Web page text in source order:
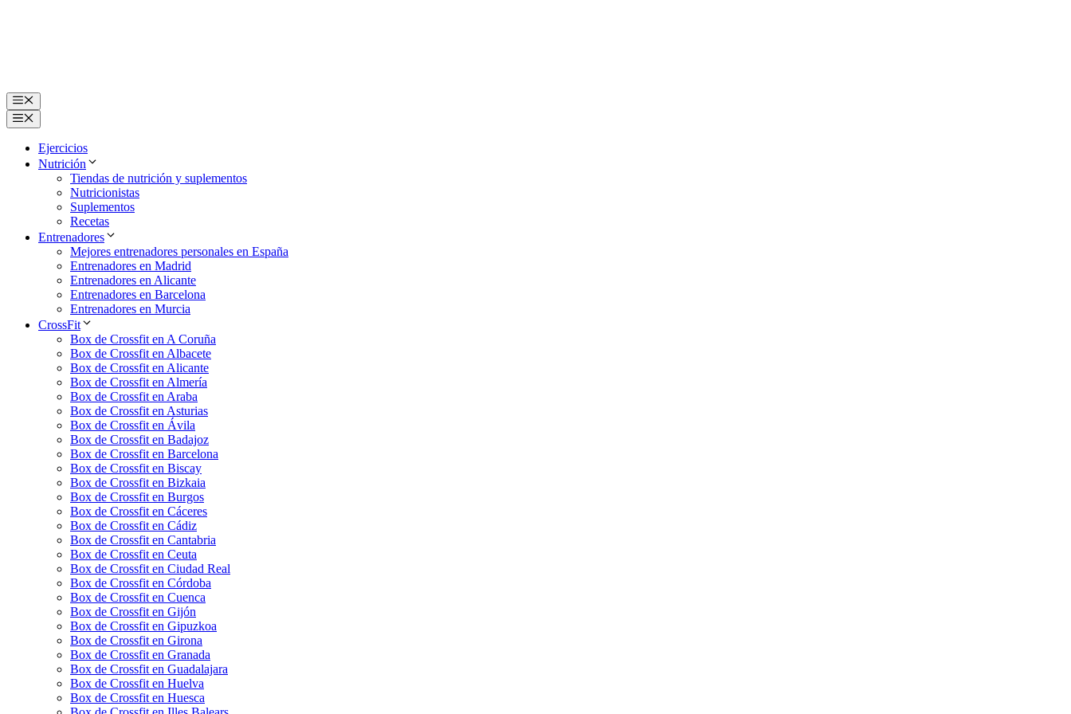
Menú
Menú
Ejercicios
Nutrición
Tiendas de nutrición y suplementos
Nutricionistas
Suplementos
Recetas
Entrenadores
Mejores entrenadores personales en España
Entrenadores en Madrid
Entrenadores en Alicante
Entrenadores en Barcelona
Entrenadores en Murcia
CrossFit
Box de Crossfit en A Coruña
Box de Crossfit en Albacete
Box de Crossfit en Alicante
Box de Crossfit en Almería
Box de Crossfit en Araba
Box de Crossfit en Asturias
Box de Crossfit en Ávila
Box de Crossfit en Badajoz
Box de Crossfit en Barcelona
Box de Crossfit en Biscay
Box de Crossfit en Bizkaia
Box de Crossfit en Burgos
Box de Crossfit en Cáceres
Box de Crossfit en Cádiz
Box de Crossfit en Cantabria
Box de Crossfit en Ceuta
Box de Crossfit en Ciudad Real
Box de Crossfit en Córdoba
Box de Crossfit en Cuenca
Box de Crossfit en Gijón
Box de Crossfit en Gipuzkoa
Box de Crossfit en Girona
Box de Crossfit en Granada
Box de Crossfit en Guadalajara
Box de Crossfit en Huelva
Box de Crossfit en Huesca